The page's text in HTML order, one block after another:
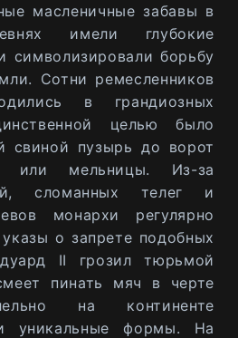
масленичные забавы в
имели глубокие
символизировали борьбу
Сотни ремесленников
в грандиозных
целью было
свиной пузырь до ворот
или мельницы. Из-за
сломанных телег и
монархи регулярно
о запрете подобных
II грозил тюрьмой
пинать мяч в черте
на континенте
уникальные формы. На